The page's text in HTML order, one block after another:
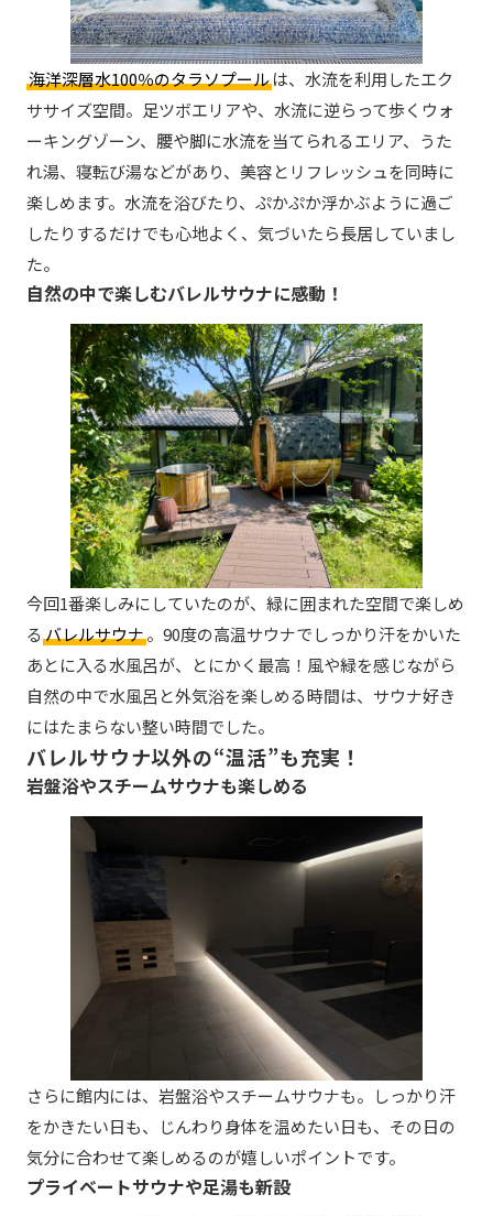
海洋深層水100％のタラソプールは、水流を利用したエク
ササイズ空間。足ツボエリアや、水流に逆らって歩くウォ
ーキングゾーン、腰や脚に水流を当てられるエリア、うた
れ湯、寝転び湯などがあり、美容とリフレッシュを同時に
楽しめます。水流を浴びたり、ぷかぷか浮かぶように過ご
したりするだけでも心地よく、気づいたら長居していまし
た。
自然の中で楽しむバレルサウナに感動！
今回1番楽しみにしていたのが、緑に囲まれた空間で楽しめ
る バレルサウナ。90度の高温サウナでしっかり汗をかいた
あとに入る水風呂が、とにかく最高！風や緑を感じながら
自然の中で水風呂と外気浴を楽しめる時間は、サウナ好き
にはたまらない整い時間でした。
バレルサウナ以外の“温活”も充実！
岩盤浴やスチームサウナも楽しめる
さらに館内には、岩盤浴やスチームサウナも。しっかり汗
をかきたい日も、じんわり身体を温めたい日も、その日の
気分に合わせて楽しめるのが嬉しいポイントです。
プライベートサウナや足湯も新設